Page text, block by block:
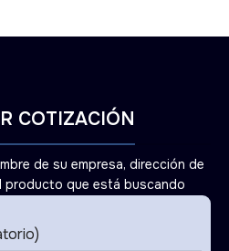
COTIZACIÓN
de su empresa, dirección de
producto que está buscando